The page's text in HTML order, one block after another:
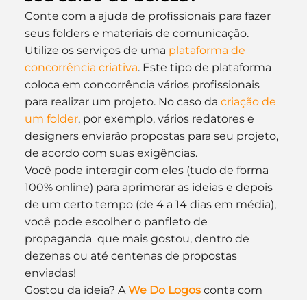
Conte com a ajuda de profissionais para fazer
seus folders e materiais de comunicação.
Utilize os serviços de uma plataforma de
concorrência criativa. Este tipo de plataforma
coloca em concorrência vários profissionais
para realizar um projeto. No caso da criação de
um folder, por exemplo, vários redatores e
designers enviarão propostas para seu projeto,
de acordo com suas exigências.
Você pode interagir com eles (tudo de forma
100% online) para aprimorar as ideias e depois
de um certo tempo (de 4 a 14 dias em média),
você pode escolher o panfleto de
propaganda  que mais gostou, dentro de
dezenas ou até centenas de propostas
enviadas!
Gostou da ideia? A We Do Logos conta com